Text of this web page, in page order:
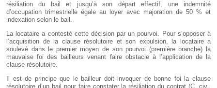
résiliation du bail et jusqu’à son départ effectif, une indemnité
d’occupation trimestrielle égale au loyer avec majoration de 50 % et
indexation selon le bail.
La locataire a contesté cette décision par un pourvoi. Pour s’opposer à
l’acquisition de la clause résolutoire et son expulsion, la locataire a
soulevé dans le premier moyen de son pourvoi (première branche) la
mauvaise foi des bailleurs venant faire obstacle à l’application de la
clause résolutoire.
Il est de principe que le bailleur doit invoquer de bonne foi la clause
résolutoire d’un bail pour faire constater la résiliation du contrat (C. civ.,